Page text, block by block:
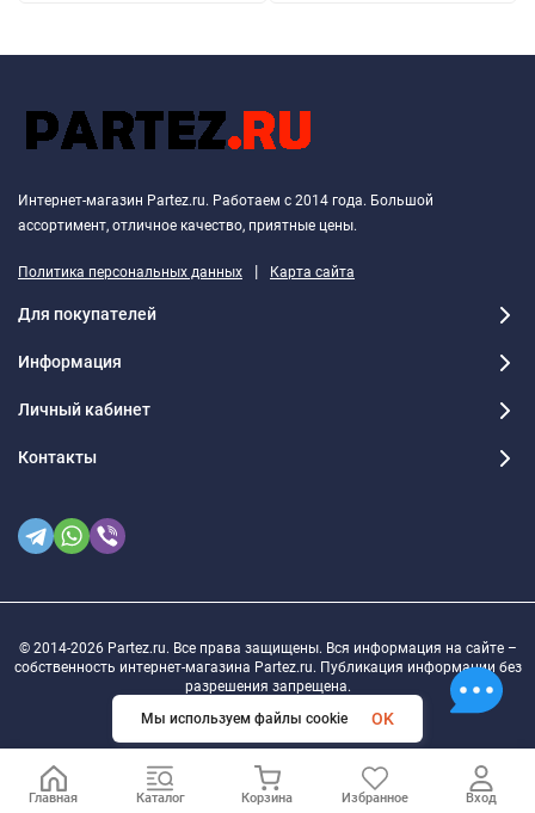
Интернет-магазин Partez.ru. Работаем с 2014 года. Большой
ассортимент, отличное качество, приятные цены.
Политика персональных данных | Карта сайта
Для покупателей
Информация
Личный кабинет
Контакты
© 2014-2026 Partez.ru. Все права защищены. Вся информация на сайте –
собственность интернет-магазина Partez.ru. Публикация информации без
разрешения запрещена.
Главная Каталог Корзина Избранное Вход
Мы используем файлы cookie OK